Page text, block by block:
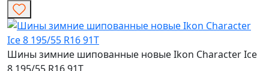
Шины зимние шипованные новые Ikon Character Ice